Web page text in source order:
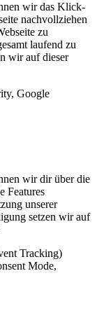
wir das Klick-
nachvollziehen
zu
laufend zu
wir auf dieser
Google
wir dir über die
Features
unserer
setzen wir auf
Tracking)
Mode,